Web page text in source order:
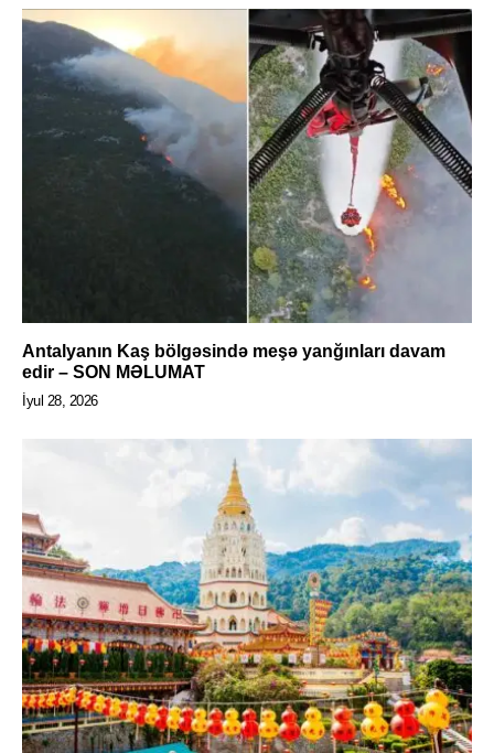
Antalyanın Kaş bölgəsində meşə yanğınları davam
edir – SON MƏLUMAT
İyul 28, 2026